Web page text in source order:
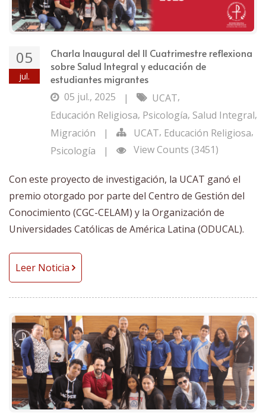
05
jul.
Charla Inaugural del II Cuatrimestre reflexiona
sobre Salud Integral y educación de
estudiantes migrantes
05 jul., 2025
| UCAT,
Educación Religiosa, Psicología, Salud Integral,
Migración
| UCAT, Educación Religiosa,
Psicología
| View Counts (3451)
Con este proyecto de investigación, la UCAT ganó el
premio otorgado por parte del Centro de Gestión del
Conocimiento (CGC-CELAM) y la Organización de
Universidades Católicas de América Latina (ODUCAL).
Leer Noticia